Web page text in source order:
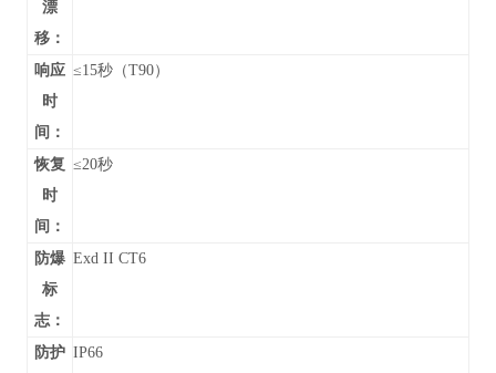
漂
移：
响应
时
间：
≤15秒（T90）
恢复
时
间：
≤20秒
防爆
标
志：
Exd II CT6
防护 IP66